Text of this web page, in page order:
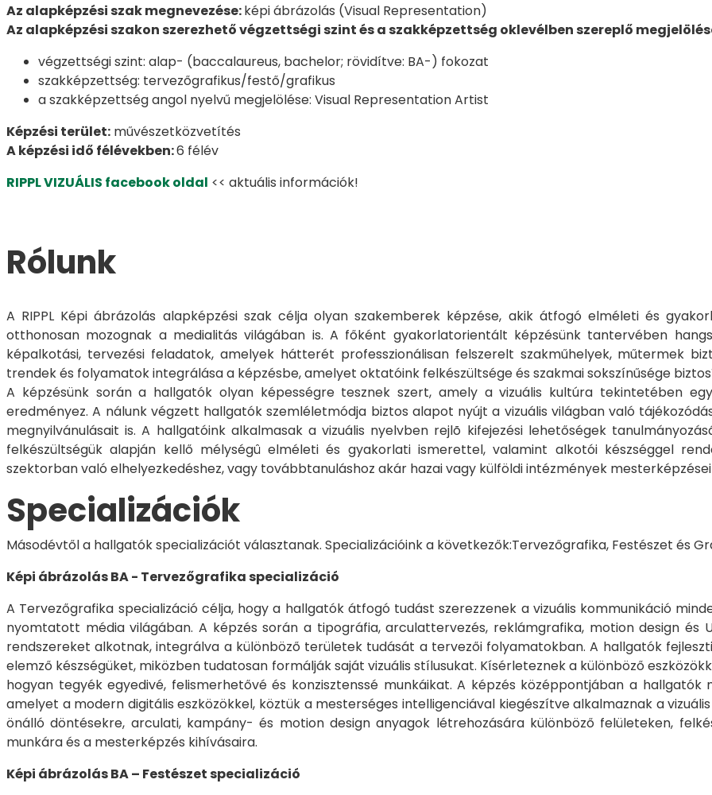
Az alapképzési szak megnevezése:képi ábrázolás (Visual Representation)
Az alapképzési szakon szerezhető végzettségi szint és a szakképzettség oklevélben szereplő
végzettségi szint: alap- (baccalaureus, bachelor; rövidítve: BA-) fokozat
szakképzettség: tervezőgrafikus/festő/grafikus
a szakképzettség angol nyelvű megjelölése: Visual Representation Artist
Képzési terület: művészetközvetítés
A képzési idő félévekben:6 félév
RIPPL VIZUÁLIS facebook oldal << aktuális információk!
Rólunk
A RIPPL Képi ábrázolás alapképzési szak célja olyan szakemberek képzése, akik átfogó elméleti és
otthonosan mozognak a medialitás világában is. A főként gyakorlatorientált képzésünk tantervében
képalkotási, tervezési feladatok, amelyek hátterét professzionálisan felszerelt szakműhelyek, műtermek
trendek és folyamatok integrálása a képzésbe, amelyet oktatóink felkészültsége és szakmai sokszínűsége
A képzésünk során a hallgatók olyan képességre tesznek szert, amely a vizuális kultúra tekintetében
eredményez. A nálunk végzett hallgatók szemléletmódja biztos alapot nyújt a vizuális világban való
megnyilvánulásait is. A hallgatóink alkalmasak a vizuális nyelvben rejlõ kifejezési lehetőségek
felkészültségük alapján kellő mélységû elméleti és gyakorlati ismerettel, valamint alkotói készséggel
szektorban való elhelyezkedéshez, vagy továbbtanuláshoz akár hazai vagy külföldi intézmények
Specializációk
Másodévtől a hallgatók specializációt választanak. Specializációink a következők:Tervezőgrafika, Festészet és
Képi ábrázolás BA - Tervezőgrafika specializáció
A Tervezőgrafika specializáció célja, hogy a hallgatók átfogó tudást szerezzenek a vizuális kommunikáció
nyomtatott média világában. A képzés során a tipográfia, arculattervezés, reklámgrafika, motion design és
rendszereket alkotnak, integrálva a különböző területek tudását a tervezői folyamatokban. A hallgatók
elemző készségüket, miközben tudatosan formálják saját vizuális stílusukat. Kísérleteznek a különböző
hogyan tegyék egyedivé, felismerhetővé és konzisztenssé munkáikat. A képzés középpontjában a hallgatók
amelyet a modern digitális eszközökkel, köztük a mesterséges intelligenciával kiegészítve alkalmaznak a
önálló döntésekre, arculati, kampány- és motion design anyagok létrehozására különböző felületeken,
munkára és a mesterképzés kihívásaira.
Képi ábrázolás BA – Festészet specializáció